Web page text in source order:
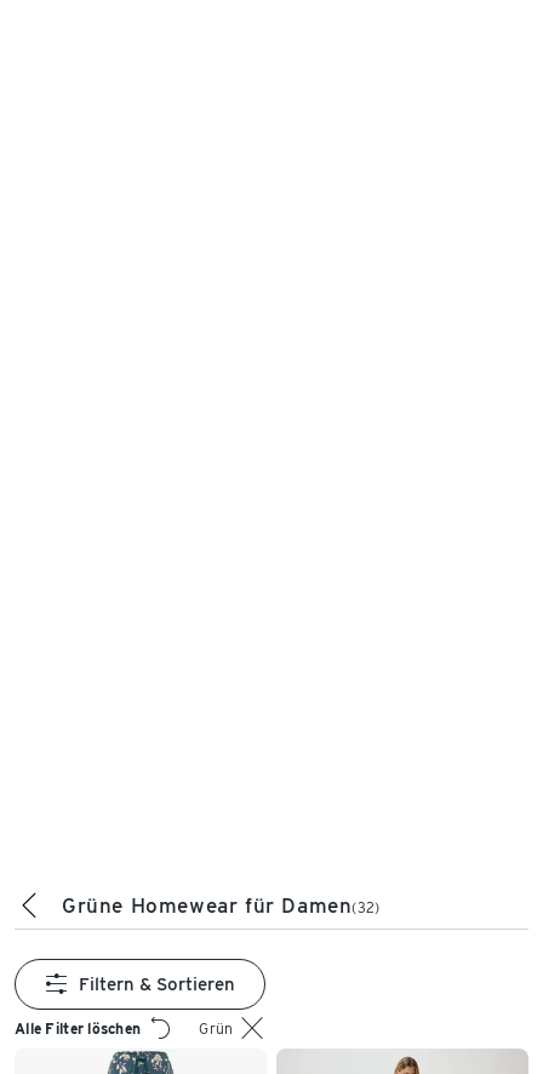
Grüne Homewear für Damen(32)
Alle Filter löschen Grün
Filtern & Sortieren